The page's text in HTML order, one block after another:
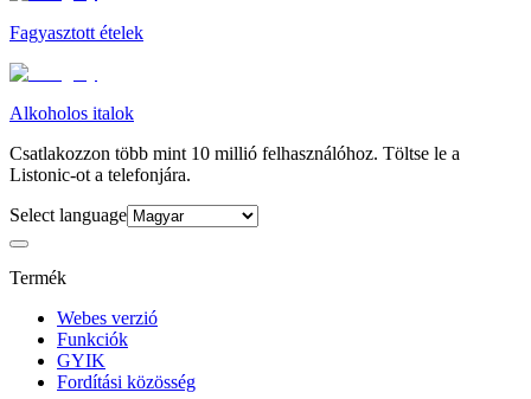
Fagyasztott ételek
Alkoholos italok
Csatlakozzon több mint 10 millió felhasználóhoz. Töltse le a
Listonic-ot a telefonjára.
Select language
Termék
Webes verzió
Funkciók
GYIK
Fordítási közösség